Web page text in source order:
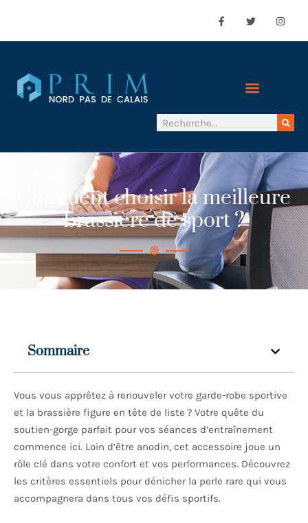
Comment choisir la meilleure
brassière de sport ?
Sommaire
Vous vous apprêtez à renouveler votre garde-robe sportive
et la brassière figure en tête de liste ? Votre quête du
soutien-gorge parfait pour vos séances d’entraînement
commence ici. Loin d’être anodin, cet accessoire joue un
rôle clé dans votre confort et vos performances. Découvrez
les critères essentiels pour dénicher la perle rare qui vous
accompagnera dans tous vos défis sportifs.